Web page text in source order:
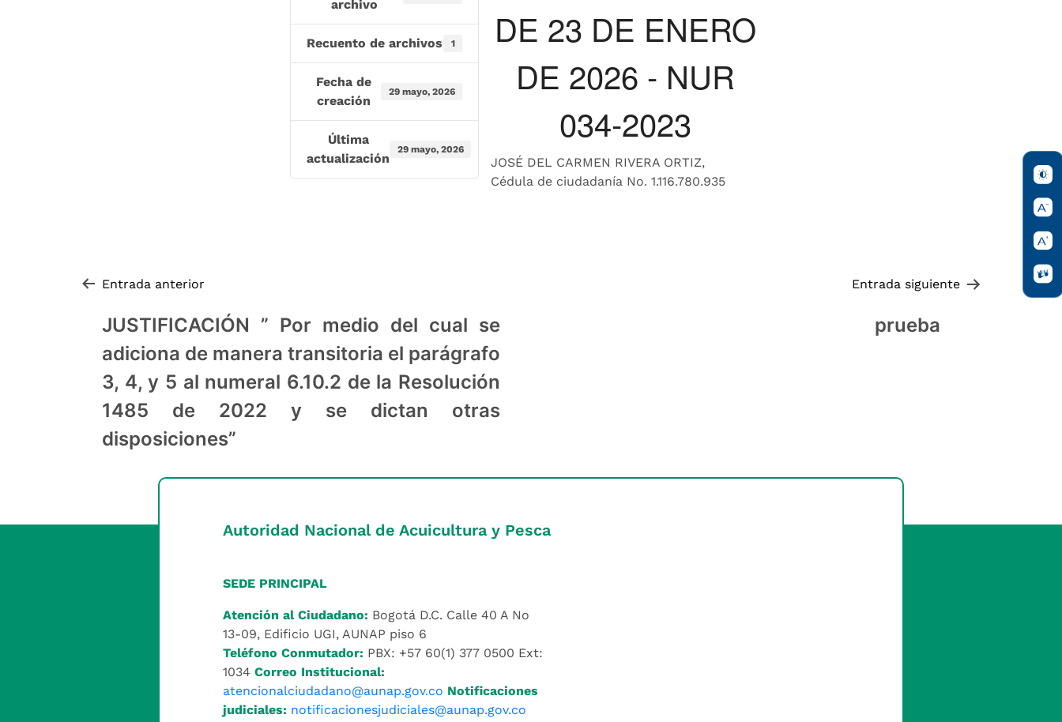
archivo
Recuento de archivos 1
Fecha de
creación
29 mayo, 2026
Última
actualización
29 mayo, 2026
DE 23 DE ENERO
DE 2026 - NUR
034-2023
JOSÉ DEL CARMEN RIVERA ORTIZ,
Cédula de ciudadanía No. 1.116.780.935
Navegación de entradas
Entrada anterior
JUSTIFICACIÓN ” Por medio del cual se
adiciona de manera transitoria el parágrafo
3, 4, y 5 al numeral 6.10.2 de la Resolución
1485 de 2022 y se dictan otras
disposiciones”
Entrada siguiente
prueba
Autoridad Nacional de Acuicultura y Pesca
SEDE PRINCIPAL
Atención al Ciudadano: Bogotá D.C. Calle 40 A No
13-09, Edificio UGI, AUNAP piso 6
Teléfono Conmutador: PBX: +57 60(1) 377 0500 Ext:
1034 Correo Institucional:
atencionalciudadano@aunap.gov.co Notificaciones
judiciales: notificacionesjudiciales@aunap.gov.co